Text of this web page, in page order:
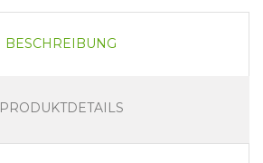
BESCHREIBUNG
PRODUKTDETAILS